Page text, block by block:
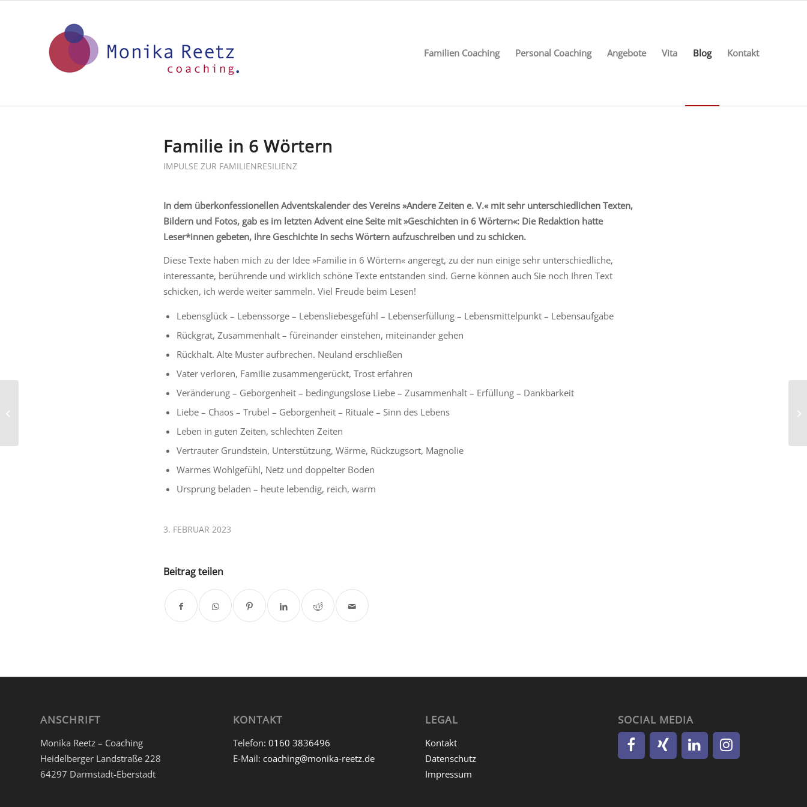
Familien Coaching Personal Coaching Angebote Vita Blog Kontakt
Familie in 6 Wörtern
IMPULSE ZUR FAMILIENRESILIENZ
In dem überkonfessionellen Adventskalender des Vereins »Andere Zeiten e. V.« mit sehr unterschiedlichen Texten,
Bildern und Fotos, gab es im letzten Advent eine Seite mit »Geschichten in 6 Wörtern«: Die Redaktion hatte
Leser*innen gebeten, ihre Geschichte in sechs Wörtern aufzuschreiben und zu schicken.
Diese Texte haben mich zu der Idee »Familie in 6 Wörtern« angeregt, zu der nun einige sehr unterschiedliche,
interessante, berührende und wirklich schöne Texte entstanden sind. Gerne können auch Sie noch Ihren Text
schicken, ich werde weiter sammeln. Viel Freude beim Lesen!
Lebensglück – Lebenssorge – Lebensliebesgefühl – Lebenserfüllung – Lebensmittelpunkt – Lebensaufgabe
Rückgrat, Zusammenhalt – füreinander einstehen, miteinander gehen
Rückhalt. Alte Muster aufbrechen. Neuland erschließen
Vater verloren, Familie zusammengerückt, Trost erfahren
Veränderung – Geborgenheit – bedingungslose Liebe – Zusammenhalt – Erfüllung – Dankbarkeit
Liebe – Chaos – Trubel – Geborgenheit – Rituale – Sinn des Lebens
Leben in guten Zeiten, schlechten Zeiten
Vertrauter Grundstein, Unterstützung, Wärme, Rückzugsort, Magnolie
Warmes Wohlgefühl, Netz und doppelter Boden
Ursprung beladen – heute lebendig, reich, warm
3. FEBRUAR 2023
Beitrag teilen
ANSCHRIFT
Monika Reetz – Coaching
Heidelberger Landstraße 228
64297 Darmstadt-Eberstadt
KONTAKT
Telefon: 0160 3836496
E-Mail: coaching@monika-reetz.de
LEGAL
Kontakt
Datenschutz
Impressum
SOCIAL MEDIA